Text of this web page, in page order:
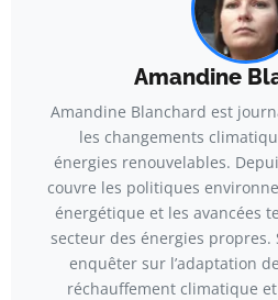
Amandine
Amandine Blanchard est
les changements
énergies renouvelables.
couvre les politiques
énergétique et les avancées
secteur des énergies propres.
enquêter sur l’adaptation
réchauffement climatique